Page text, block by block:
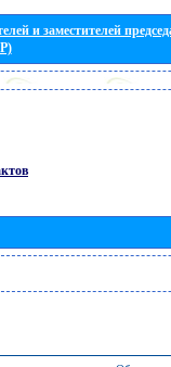
и заместителей